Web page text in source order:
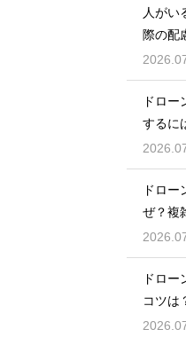
人がい
際の配
ント
ドロー
するに
を解説
ドロー
ぜ？複
の動向
ドロ
コツは
クを解